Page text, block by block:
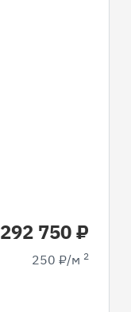
292 750 ₽
250 ₽/м 2